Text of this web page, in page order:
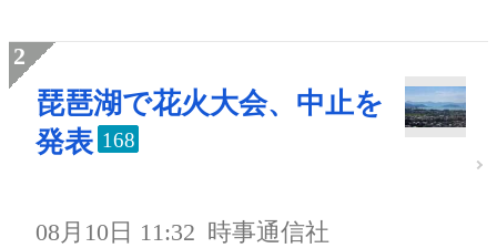
琵琶湖で花火大会、中止を
発表 168
08月10日 11:32 時事通信社